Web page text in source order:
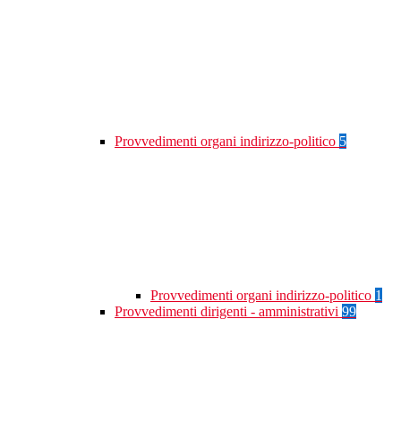
Provvedimenti organi indirizzo-politico 5
Provvedimenti organi indirizzo-politico 1
Provvedimenti dirigenti - amministrativi 99